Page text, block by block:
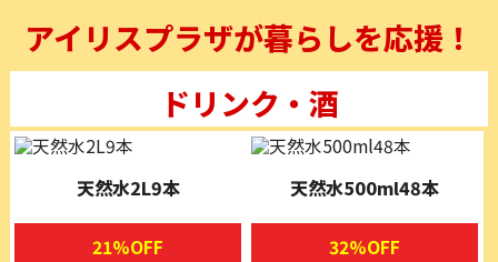
アイリスプラザが暮らしを応援！
ドリンク・酒
天然水2L9本
21%OFF
天然水500ml48本
32%OFF